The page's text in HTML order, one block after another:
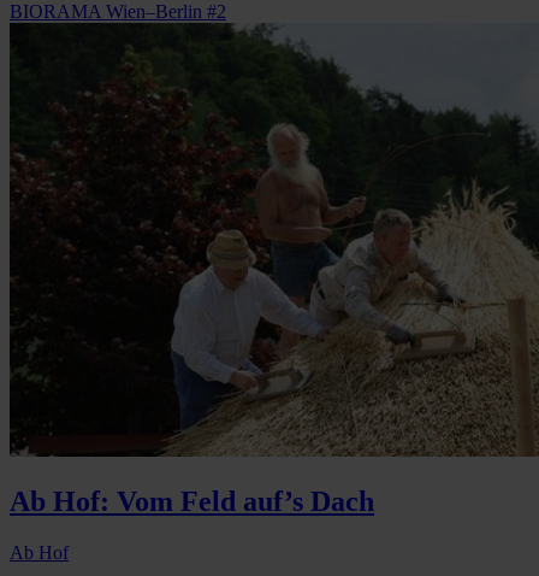
BIORAMA Wien–Berlin #2
Ab Hof: Vom Feld auf’s Dach
Ab Hof